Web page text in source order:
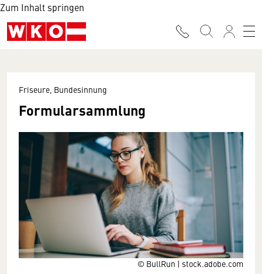
Zum Inhalt springen
© BullRun | stock.adobe.com
Friseure, Bundesinnung
Formularsammlung